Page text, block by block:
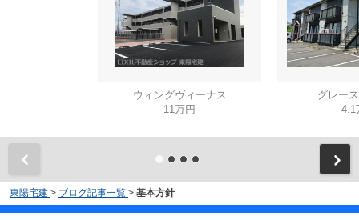
ウィングヴィーナス
11万円
グレー
4.1
東陽宅建 > ブログ記事一覧 > 基本方針